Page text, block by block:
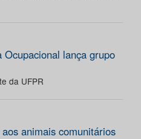
lança grupo
da UFPR
animais comunitários